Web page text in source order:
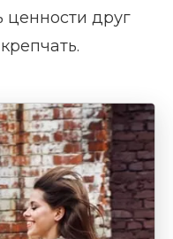
ценности друг